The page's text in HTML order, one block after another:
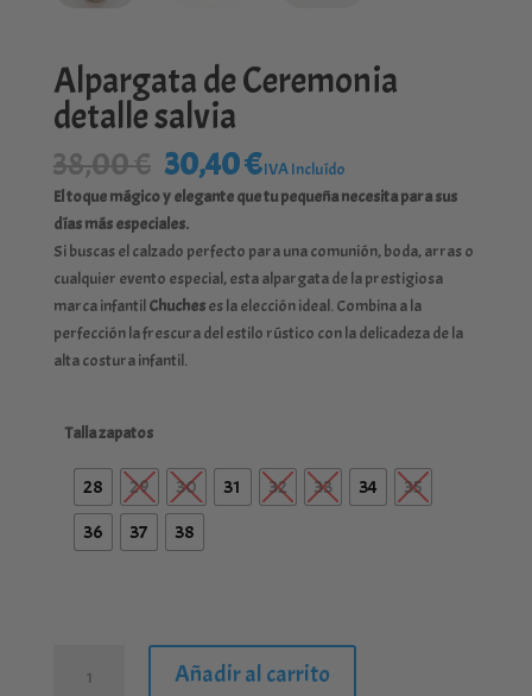
Alpargata de Ceremonia
detalle salvia
38,00€ El
precio
original
era:
38,00 €.
30,40€El
precio
actual
es:
30,40 €.
IVA Incluído
El toque mágico y elegante que tu pequeña necesita para sus
días más especiales.
Si buscas el calzado perfecto para una comunión, boda, arras o
cualquier evento especial, esta alpargata de la prestigiosa
marca infantilChucheses la elección ideal. Combina a la
perfección la frescura del estilo rústico con la delicadeza de la
alta costura infantil.
Talla zapatos
28 29 30 31 32 33 34
35
36
37 38
Añadir al carrito